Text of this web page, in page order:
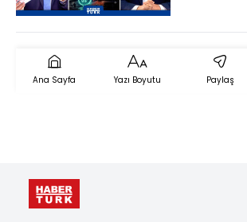
Ana Sayfa Yazı Boyutu Paylaş